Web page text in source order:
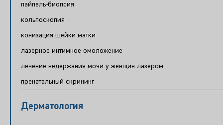
пайпель-биопсия
кольпоскопия
конизация шейки матки
лазерное интимное омоложение
лечение недержания мочи у женщин лазером
пренатальный скрининг
Дерматология